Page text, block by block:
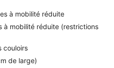
à mobilité réduite
à mobilité réduite (restrictions
couloirs
de large)